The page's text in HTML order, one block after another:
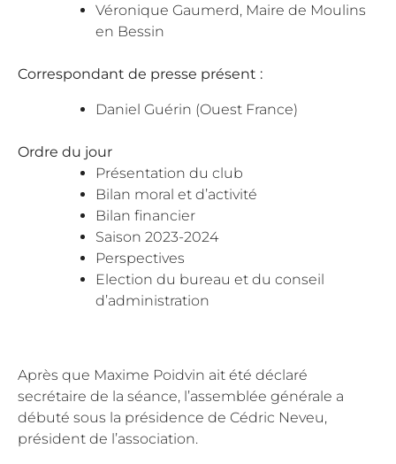
Véronique Gaumerd, Maire de Moulins
en Bessin
Correspondant de presse présent :
Daniel Guérin (Ouest France)
Ordre du jour
Présentation du club
Bilan moral et d’activité
Bilan financier
Saison 2023-2024
Perspectives
Election du bureau et du conseil
d’administration
Après que Maxime Poidvin ait été déclaré
secrétaire de la séance, l’assemblée générale a
débuté sous la présidence de Cédric Neveu,
président de l’association.